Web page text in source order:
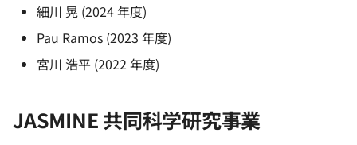
細川 晃 (2024 年度)
Pau Ramos (2023 年度)
宮川 浩平 (2022 年度)
JASMINE 共同科学研究事業